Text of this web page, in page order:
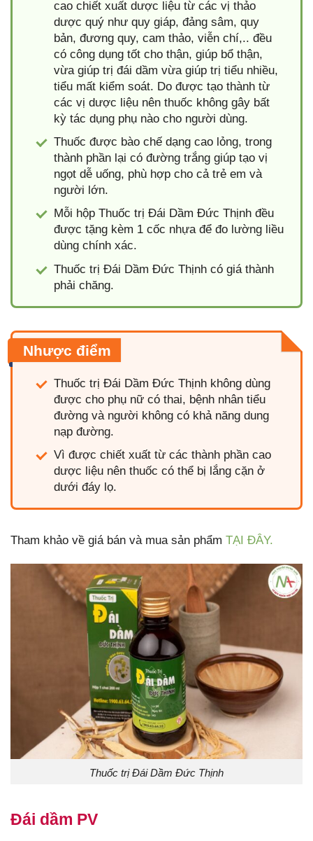
cao chiết xuất dược liệu từ các vị thảo
dược quý như quy giáp, đảng sâm, quy
bản, đương quy, cam thảo, viễn chí,.. đều
có công dụng tốt cho thận, giúp bổ thận,
vừa giúp trị đái dầm vừa giúp trị tiểu nhiều,
tiểu mất kiểm soát. Do được tạo thành từ
các vị dược liệu nên thuốc không gây bất
kỳ tác dụng phụ nào cho người dùng.
Thuốc được bào chế dạng cao lỏng, trong
thành phần lại có đường trắng giúp tạo vị
ngọt dễ uống, phù hợp cho cả trẻ em và
người lớn.
Mỗi hộp Thuốc trị Đái Dầm Đức Thịnh đều
được tặng kèm 1 cốc nhựa để đo lường liều
dùng chính xác.
Thuốc trị Đái Dầm Đức Thịnh có giá thành
phải chăng.
Nhược điểm
Thuốc trị Đái Dầm Đức Thịnh không dùng
được cho phụ nữ có thai, bệnh nhân tiểu
đường và người không có khả năng dung
nạp đường.
Vì được chiết xuất từ các thành phần cao
dược liệu nên thuốc có thể bị lắng cặn ở
dưới đáy lọ.
Tham khảo về giá bán và mua sản phẩm TẠI ĐÂY.
Thuốc trị Đái Dầm Đức Thịnh
Đái dầm PV